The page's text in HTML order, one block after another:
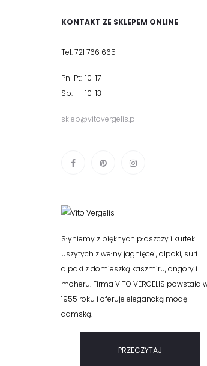
KONTAKT ZE SKLEPEM ONLINE
Tel: 721 766 665
Pn-Pt: 10-17
Sb: 10-13
sklep@vitovergelis.pl
Słyniemy z pięknych płaszczy i kurtek
uszytych z wełny jagnięcej, alpaki, suri
alpaki z domieszką kaszmiru, angory i
moheru. Firma VITO VERGELIS powstała
1955 roku i oferuje elegancką modę
damską.
PRZECZYTAJ